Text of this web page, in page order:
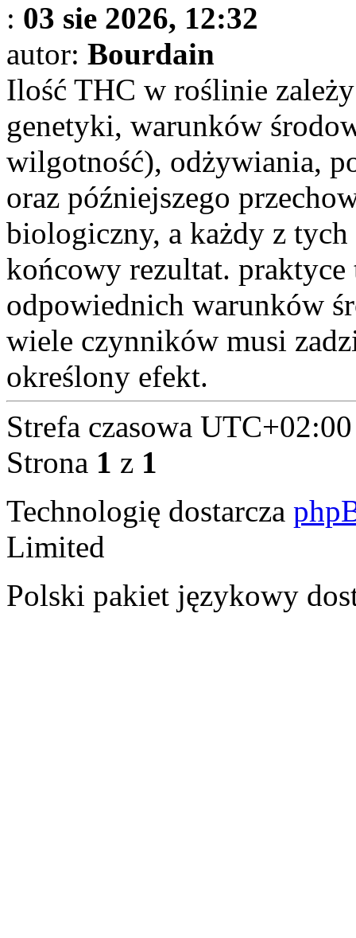
: 03 sie 2026, 12:32
autor: Bourdain
Ilość THC w roślinie
genetyki, warunków
wilgotność), odżywiania,
oraz późniejszego
biologiczny, a każdy z tych
końcowy rezultat.
odpowiednich warunków
wiele czynników musi
określony efekt.
Strefa czasowa UTC+02:00
Strona 1 z 1
Technologię dostarcza
Limited
Polski pakiet językowy